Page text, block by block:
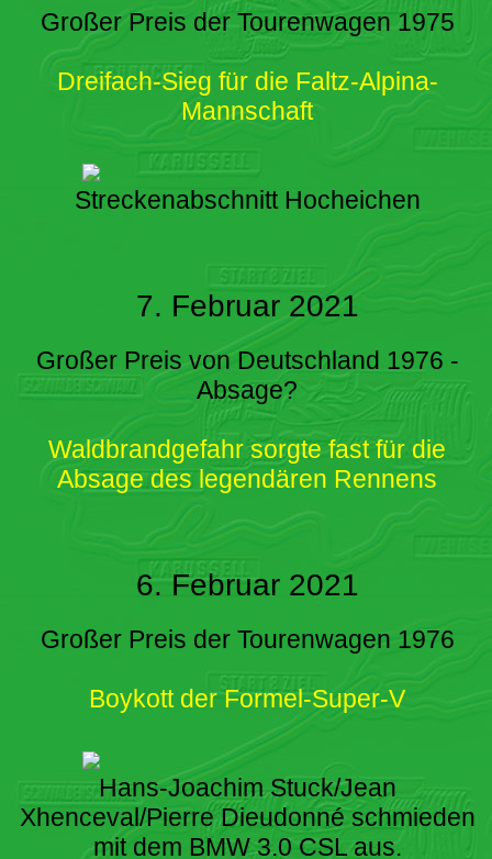
Großer Preis der Tourenwagen 1975
Dreifach-Sieg für die Faltz-Alpina-
Mannschaft
Streckenabschnitt Hocheichen
7. Februar 2021
Großer Preis von Deutschland 1976 -
Absage?
Waldbrandgefahr sorgte fast für die
Absage des legendären Rennens
6. Februar 2021
Großer Preis der Tourenwagen 1976
Boykott der Formel-Super-V
Hans-Joachim Stuck/Jean
Xhenceval/Pierre Dieudonné schmieden
mit dem BMW 3.0 CSL aus.